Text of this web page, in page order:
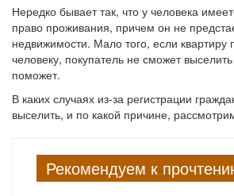
Нередко бывает так, что у человека
право проживания, причем он не
недвижимости. Мало того, если квартиру
человеку, покупатель не сможет
поможет.
В каких случаях из-за регистрации
выселить, и по какой причине,
Рекомендуем к